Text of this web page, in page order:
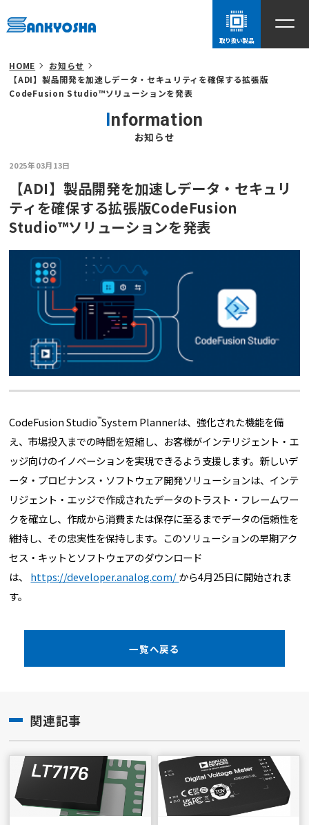
取り扱い製品
HOME
お知らせ
【ADI】製品開発を加速しデータ・セキュリティを確保する拡張版
CodeFusion Studio™ソリューションを発表
Information
お知らせ
2025年03月13日
【ADI】製品開発を加速しデータ・セキュリ
ティを確保する拡張版CodeFusion
Studio™ソリューションを発表
CodeFusion Studio™System Plannerは、強化された機能を備
え、市場投入までの時間を短縮し、お客様がインテリジェント・エ
ッジ向けのイノベーションを実現できるよう支援します。新しいデ
ータ・プロビナンス・ソフトウェア開発ソリューションは、インテ
リジェント・エッジで作成されたデータのトラスト・フレームワー
クを確立し、作成から消費または保存に至るまでデータの信頼性を
維持し、その忠実性を保持します。このソリューションの早期アク
セス・キットとソフトウェアのダウンロード
は、 https://developer.analog.com/から4月25日に開始されま
す。
一覧へ戻る
関連記事